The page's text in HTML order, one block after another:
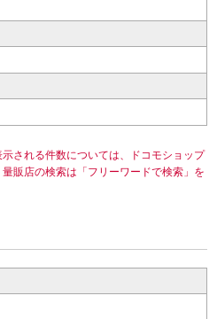
示される件数については、ドコモショップ
販店の検索は「フリーワードで検索」を